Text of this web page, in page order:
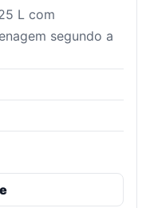
L com
segundo a